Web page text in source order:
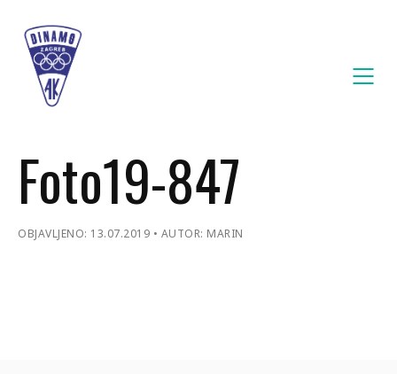
Foto19-847
OBJAVLJENO: 13.07.2019 AUTOR: MARIN